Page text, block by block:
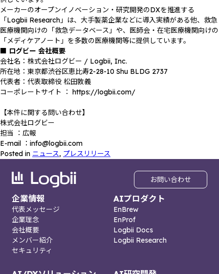
メーカーのオープンイノベーション・研究開発のDXを推進する
「Logbii Research」は、大手製薬企業などに導入実績がある他、救急
医療機関向けの「救急データベース」や、医師会・在宅医療機関向けの
「メディケアノート」を多数の医療機関等に提供しています。
■ ログビー 会社概要
会社名：株式会社ログビー / Logbii, Inc.
所在地：東京都渋谷区恵比寿2-28-10 Shu BLDG 2737
代表者：代表取締役 松田敦義
コーポレートサイト ： https://logbii.com/
【本件に関する問い合わせ】
株式会社ログビー
担当 ：広報
E-mail ：info@logbii.com
Posted in ニュース, プレスリリース
お問い合わせ
企業情報
代表メッセージ
企業理念
会社概要
メンバー紹介
セキュリティ
AIプロダクト
EnBrew
EnProf
Logbii Docs
Logbii Research